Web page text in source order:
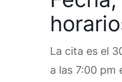
La cita es el
a las 7:00 pm